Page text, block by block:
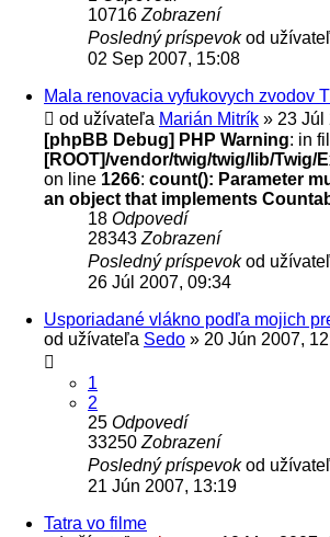
10716 Zobrazení
Posledný príspevokod
02 Sep 2007, 15:08
Mala renovacia vyfukovych zvodov
od užívateľa Marián Mitrík » 23 Júl
[phpBB Debug] PHP Warning: in
[ROOT]/vendor/twig/twig/lib/Twig/
on line 1266: count(): Parameter
an object that implements
18 Odpovedí
28343 Zobrazení
Posledný príspevokod
26 Júl 2007, 09:34
Usporiadané vlákno podľa mojich
od užívateľa Sedo » 20 Jún 2007,
1
2
25 Odpovedí
33250 Zobrazení
Posledný príspevokod
21 Jún 2007, 13:19
Tatra vo filme